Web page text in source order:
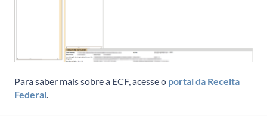
Para saber mais sobre a ECF, acesse o portal da Receita
Federal.